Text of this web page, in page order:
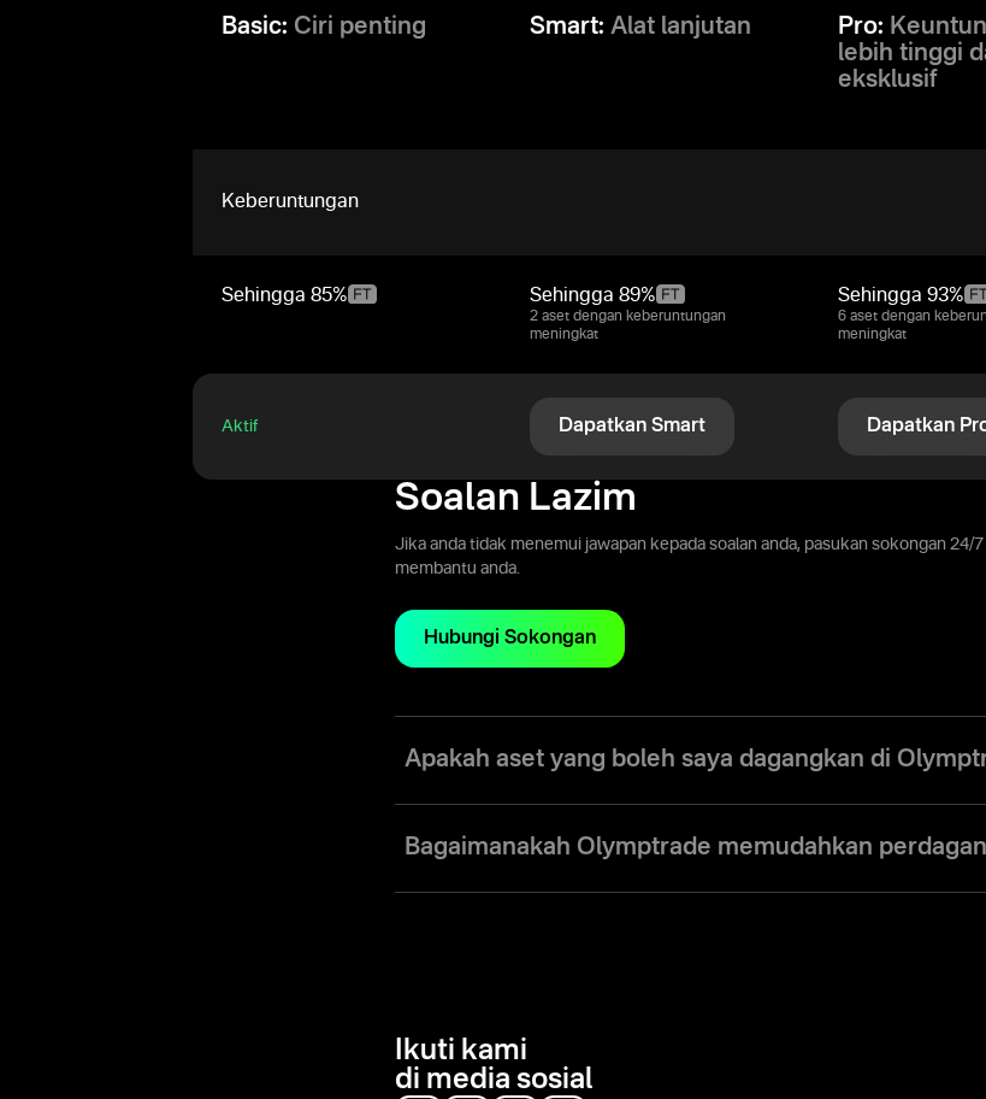
Basic: Ciri penting Smart: Alat lanjutan Pro:
lebih tinggi
eksklusif
Keberuntungan
Sehingga 85% Sehingga 89%
2 aset dengan keberuntungan
meningkat
Sehingga 93%
6 aset dengan
meningkat
Aktif Dapatkan Smart Dapatkan
Soalan Lazim
Jika anda tidak menemui jawapan kepada soalan anda, pasukan sokongan 24/
membantu anda.
Hubungi Sokongan
Apakah aset yang boleh saya dagangkan di
komoditi, kripto dan ETF. Platform ini membolehkan anda berdagang pelbagai
dengan sebut harga masa nyata, carta interaktif dan alat analisis pasaran
Bagaimanakah Olymptrade memudahkan
Ikuti kami
di media sosial